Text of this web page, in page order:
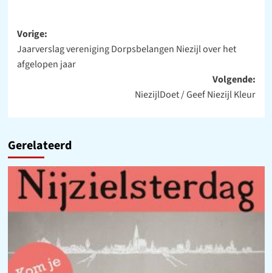
Bericht
navigatie
Vorige:
Jaarverslag vereniging Dorpsbelangen Niezijl over het
afgelopen jaar
Volgende:
NiezijlDoet / Geef Niezijl Kleur
Gerelateerd